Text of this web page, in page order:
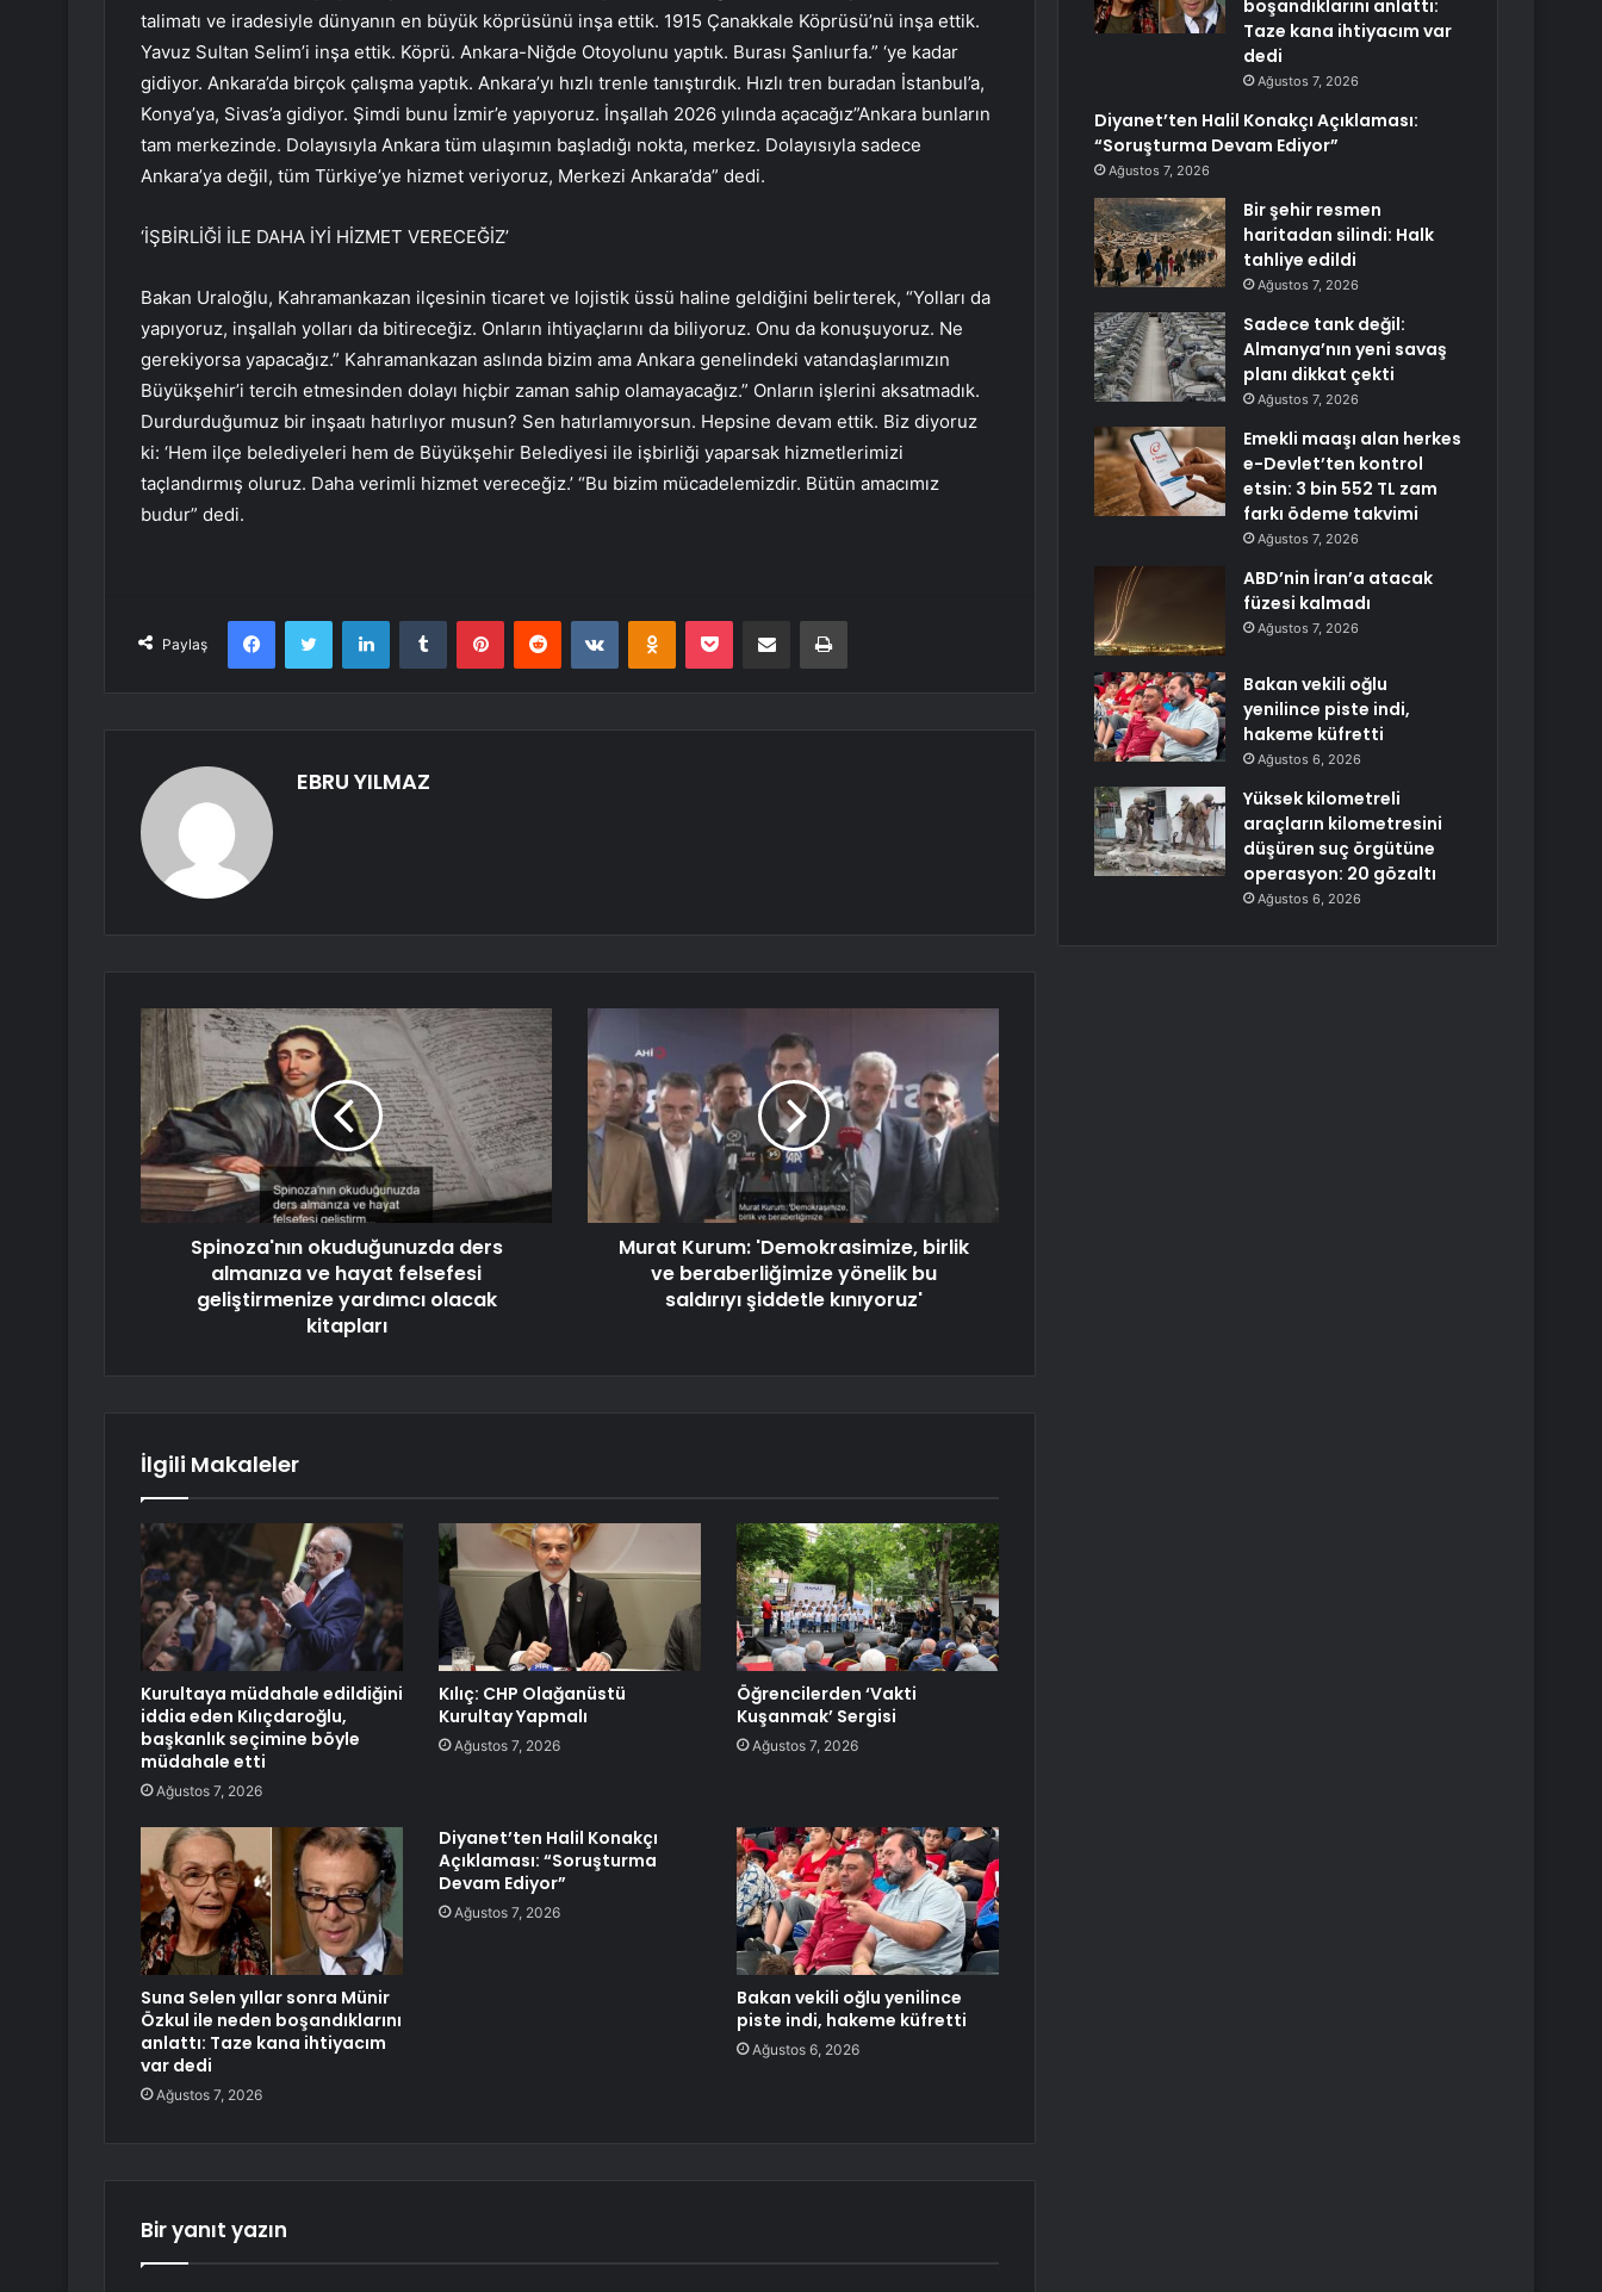
talimatı ve iradesiyle dünyanın en büyük köprüsünü inşa ettik. 1915 Çanakkale Köprüsü’nü inşa ettik.
Yavuz Sultan Selim’i inşa ettik. Köprü. Ankara-Niğde Otoyolunu yaptık. Burası Şanlıurfa.” ‘ye kadar
gidiyor. Ankara’da birçok çalışma yaptık. Ankara’yı hızlı trenle tanıştırdık. Hızlı tren buradan İstanbul’a,
Konya’ya, Sivas’a gidiyor. Şimdi bunu İzmir’e yapıyoruz. İnşallah 2026 yılında açacağız”Ankara bunların
tam merkezinde. Dolayısıyla Ankara tüm ulaşımın başladığı nokta, merkez. Dolayısıyla sadece
Ankara’ya değil, tüm Türkiye’ye hizmet veriyoruz, Merkezi Ankara’da” dedi.
‘İŞBİRLİĞİ İLE DAHA İYİ HİZMET VERECEĞİZ’
Bakan Uraloğlu, Kahramankazan ilçesinin ticaret ve lojistik üssü haline geldiğini belirterek, “Yolları da
yapıyoruz, inşallah yolları da bitireceğiz. Onların ihtiyaçlarını da biliyoruz. Onu da konuşuyoruz. Ne
gerekiyorsa yapacağız.” Kahramankazan aslında bizim ama Ankara genelindeki vatandaşlarımızın
Büyükşehir’i tercih etmesinden dolayı hiçbir zaman sahip olamayacağız.” Onların işlerini aksatmadık.
Durdurduğumuz bir inşaatı hatırlıyor musun? Sen hatırlamıyorsun. Hepsine devam ettik. Biz diyoruz
ki: ‘Hem ilçe belediyeleri hem de Büyükşehir Belediyesi ile işbirliği yaparsak hizmetlerimizi
taçlandırmış oluruz. Daha verimli hizmet vereceğiz.’ “Bu bizim mücadelemizdir. Bütün amacımız
budur” dedi.
Paylaş
FacebookTwitter LinkedInTumblr PinterestReddit VKontakteOdnoklassniki
Pocket E-Posta ile paylaş Yazdır
EBRU YILMAZ
Spinoza'nın okuduğunuzda ders
almanıza ve hayat felsefesi
geliştirmenize yardımcı olacak
kitapları
Murat Kurum: 'Demokrasimize, birlik
ve beraberliğimize yönelik bu
saldırıyı şiddetle kınıyoruz'
İlgili Makaleler
Kurultaya müdahale edildiğini
iddia eden Kılıçdaroğlu,
başkanlık seçimine böyle
müdahale etti
Ağustos 7, 2026
Kılıç: CHP Olağanüstü
Kurultay Yapmalı
Ağustos 7, 2026
Öğrencilerden ‘Vakti
Kuşanmak’ Sergisi
Ağustos 7, 2026
Suna Selen yıllar sonra Münir
Özkul ile neden boşandıklarını
anlattı: Taze kana ihtiyacım
var dedi
Ağustos 7, 2026
Diyanet’ten Halil Konakçı
Açıklaması: “Soruşturma
Devam Ediyor”
Ağustos 7, 2026
Bakan vekili oğlu yenilince
piste indi, hakeme küfretti
Ağustos 6, 2026
Bir yanıt yazın
boşandıklarını anlattı:
Taze kana ihtiyacım var
dedi
Ağustos 7, 2026
Diyanet’ten Halil Konakçı Açıklaması:
“Soruşturma Devam Ediyor”
Ağustos 7, 2026
Bir şehir resmen
haritadan silindi: Halk
tahliye edildi
Ağustos 7, 2026
Sadece tank değil:
Almanya’nın yeni savaş
planı dikkat çekti
Ağustos 7, 2026
Emekli maaşı alan herkes
e-Devlet’ten kontrol
etsin: 3 bin 552 TL zam
farkı ödeme takvimi
Ağustos 7, 2026
ABD’nin İran’a atacak
füzesi kalmadı
Ağustos 7, 2026
Bakan vekili oğlu
yenilince piste indi,
hakeme küfretti
Ağustos 6, 2026
Yüksek kilometreli
araçların kilometresini
düşüren suç örgütüne
operasyon: 20 gözaltı
Ağustos 6, 2026